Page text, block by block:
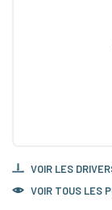
VOIR LES
VOIR TOUS LES